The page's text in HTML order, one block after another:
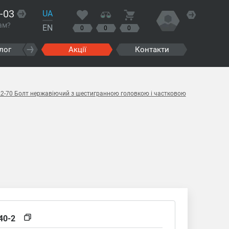
03
UA
EN
0 0 0
Акції Контакти
70 Болт нержавіючий з шестигранною головкою і частковою
2